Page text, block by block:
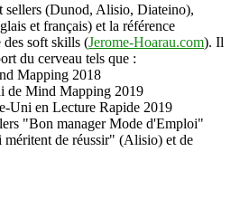
sellers (Dunod, Alisio, Diateino),
et français) et la référence
des soft skills (Jerome-Hoarau.com). Il
du cerveau tels que :
Mapping 2018
de Mind Mapping 2019
Uni en Lecture Rapide 2019
"Bon manager Mode d'Emploi"
de réussir" (Alisio) et de